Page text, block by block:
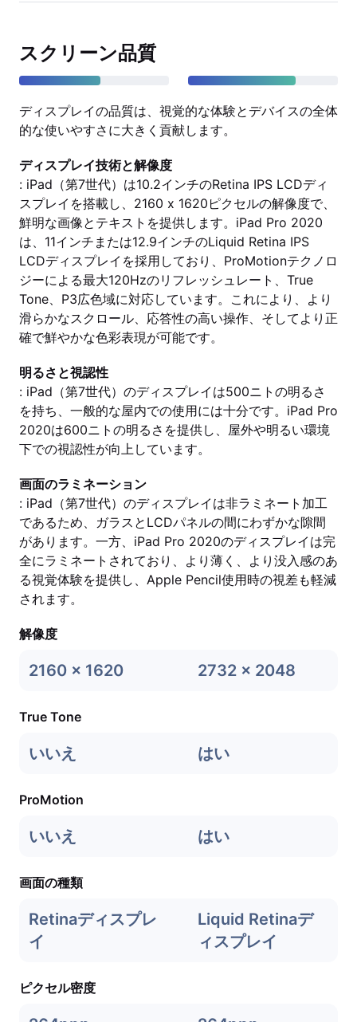
スクリーン品質
ディスプレイの品質は、視覚的な体験とデバイスの全体
的な使いやすさに大きく貢献します。
ディスプレイ技術と解像度
: iPad（第7世代）は10.2インチのRetina IPS LCDディ
スプレイを搭載し、2160 x 1620ピクセルの解像度で、
鮮明な画像とテキストを提供します。iPad Pro 2020
は、11インチまたは12.9インチのLiquid Retina IPS
LCDディスプレイを採用しており、ProMotionテクノロ
ジーによる最大120Hzのリフレッシュレート、True
Tone、P3広色域に対応しています。これにより、より
滑らかなスクロール、応答性の高い操作、そしてより正
確で鮮やかな色彩表現が可能です。
明るさと視認性
: iPad（第7世代）のディスプレイは500ニトの明るさ
を持ち、一般的な屋内での使用には十分です。iPad Pro
2020は600ニトの明るさを提供し、屋外や明るい環境
下での視認性が向上しています。
画面のラミネーション
: iPad（第7世代）のディスプレイは非ラミネート加工
であるため、ガラスとLCDパネルの間にわずかな隙間
があります。一方、iPad Pro 2020のディスプレイは完
全にラミネートされており、より薄く、より没入感のあ
る視覚体験を提供し、Apple Pencil使用時の視差も軽減
されます。
解像度
2160 x 1620 2732 x 2048
True Tone
いいえ はい
ProMotion
いいえ はい
画面の種類
Retinaディスプレ
イ
Liquid Retinaデ
ィスプレイ
ピクセル密度